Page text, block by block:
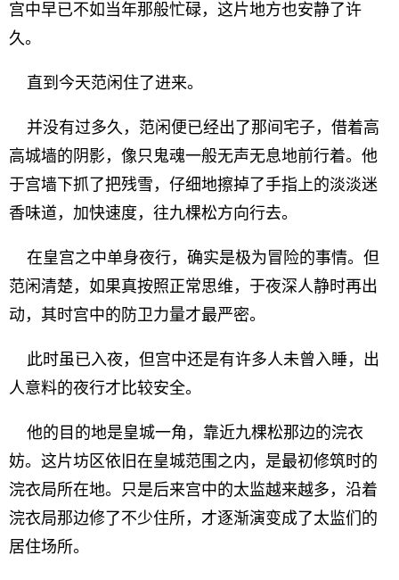
宫中早已不如当年那般忙碌，这片地方也安静了许
久。
直到今天范闲住了进来。
并没有过多久，范闲便已经出了那间宅子，借着高
高城墙的阴影，像只鬼魂一般无声无息地前行着。他
于宫墙下抓了把残雪，仔细地擦掉了手指上的淡淡迷
香味道，加快速度，往九棵松方向行去。
在皇宫之中单身夜行，确实是极为冒险的事情。但
范闲清楚，如果真按照正常思维，于夜深人静时再出
动，其时宫中的防卫力量才最严密。
此时虽已入夜，但宫中还是有许多人未曾入睡，出
人意料的夜行才比较安全。
他的目的地是皇城一角，靠近九棵松那边的浣衣
妨。这片坊区依旧在皇城范围之内，是最初修筑时的
浣衣局所在地。只是后来宫中的太监越来越多，沿着
浣衣局那边修了不少住所，才逐渐演变成了太监们的
居住场所。